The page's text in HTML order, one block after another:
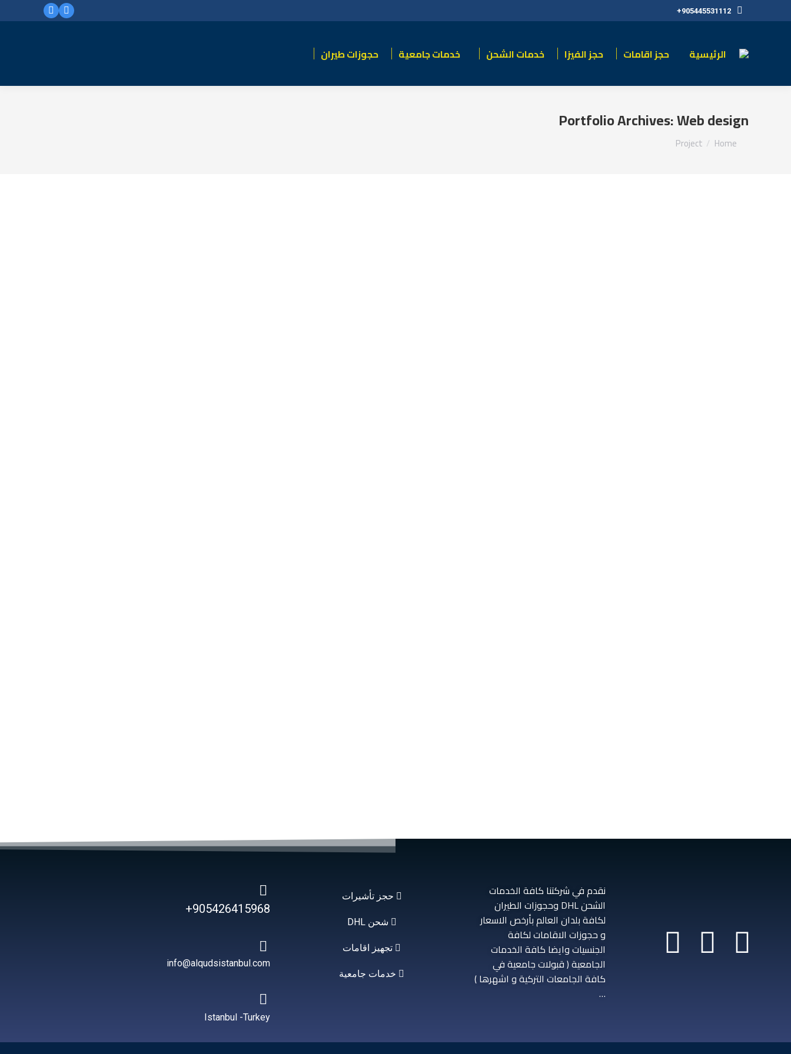
905445531112+
الرئيسية حجز اقامات حجز الفيزا خدمات الشحن خدمات جامعية حجوزات طيران
Portfolio Archives:Web design
You are here:
Home
Project
نقدم في شركتنا كافة الخدمات
الشحن DHL وحجوزات الطيران
لكافة بلدان العالم بأرخص الاسعار
و حجوزات الاقامات لكافة
الجنسيات وايضا كافة الخدمات
الجامعية ( قبولات جامعية في
كافة الجامعات التركية و اشهرها )
…
حجز تأشيرات
شحن DHL
تجهيز اقامات
خدمات جامعية
905426415968+
info@alqudsistanbul.com
Istanbul -Turkey